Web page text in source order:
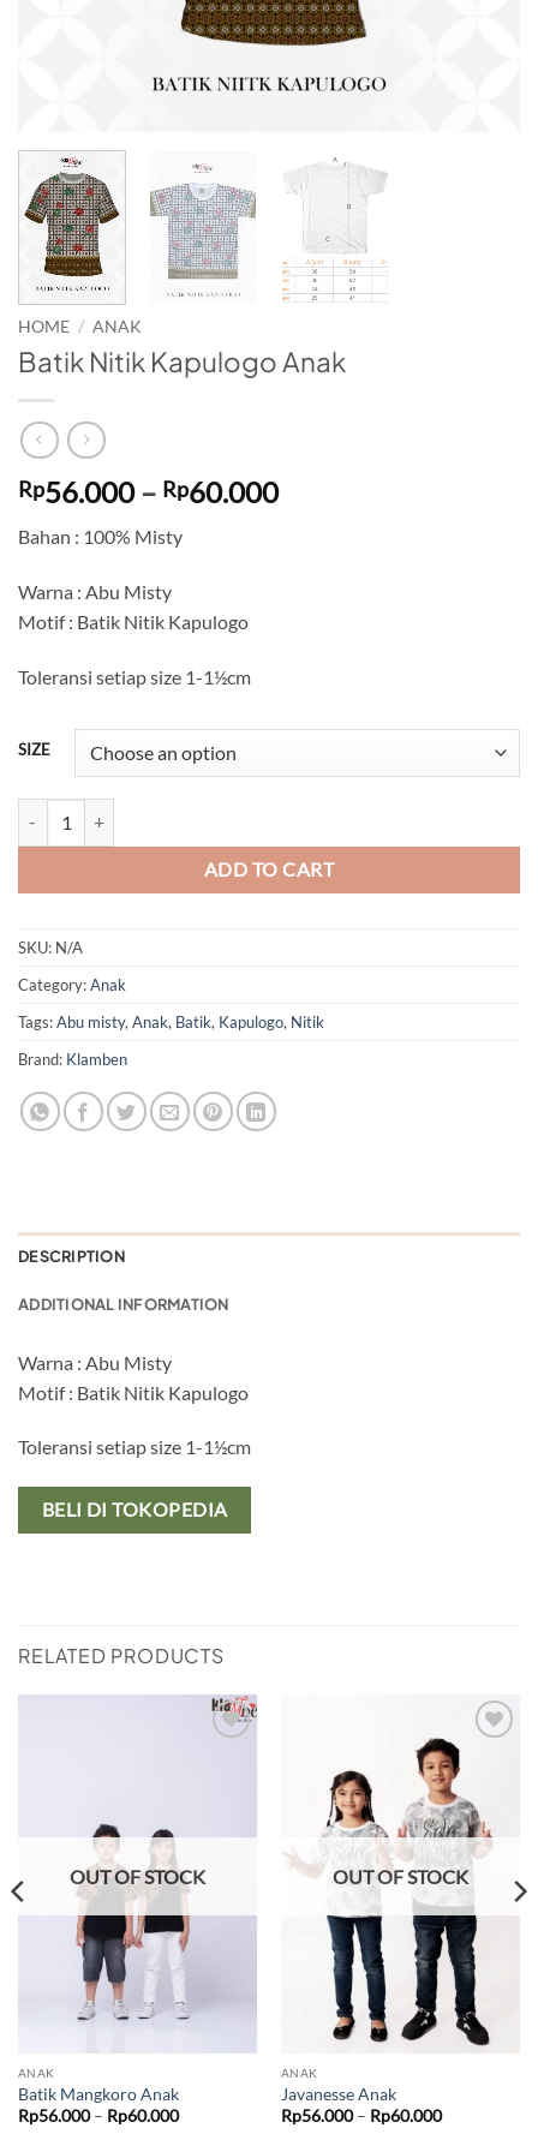
HOME / ANAK
Batik Nitik Kapulogo Anak
Rp56.000 – Rp60.000Price
Bahan : 100% Misty
Warna : Abu Misty
Motif : Batik Nitik Kapulogo
Toleransi setiap size 1-1½cm
SIZE
ADD TO CART
SKU: N/A
Category:Anak
Tags:Abu misty, Anak, Batik, Kapulogo, Nitik
Brand: Klamben
DESCRIPTION
ADDITIONAL INFORMATION
Warna : Abu Misty
Motif : Batik Nitik Kapulogo
Toleransi setiap size 1-1½cm
BELI DI TOKOPEDIA
RELATED PRODUCTS
OUT OF STOCK
ANAK
Batik Mangkoro Anak
Rp56.000 – Rp60.000Price
OUT OF STOCK
ANAK
Javanesse Anak
Rp56.000 – Rp60.000Price